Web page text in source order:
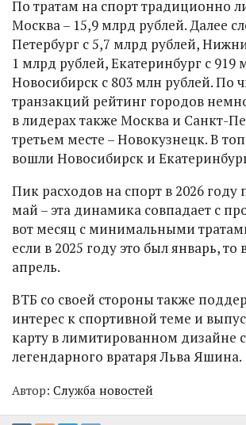
По тратам на спорт традиционно
Москва – 15,9 млрд рублей. Далее
Петербург с 5,7 млрд рублей,
1 млрд рублей, Екатеринбург с 919
Новосибирск с 803 млн рублей. По
транзакций рейтинг городов
в лидерах также Москва и Санкт-
третьем месте – Новокузнецк. В
вошли Новосибирск и
Пик расходов на спорт в 2026 году
май – эта динамика совпадает с
вот месяц с минимальными
если в 2025 году это был январь, то
апрель.
ВТБ со своей стороны также
интерес к спортивной теме и
карту в лимитированном дизайне
легендарного вратаря Льва Яшина.
Автор: Служба новостей